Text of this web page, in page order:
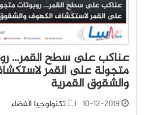
عناكب على سطح القمر...
متجولة على القمر
والشقوق القمرية
10-12-2019
تكنولوجيا الفضاء